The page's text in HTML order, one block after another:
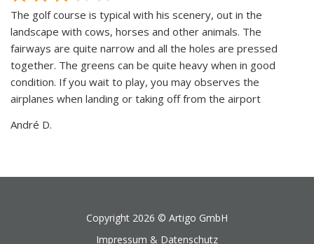
The golf course is typical with his scenery, out in the
landscape with cows, horses and other animals. The
fairways are quite narrow and all the holes are pressed
together. The greens can be quite heavy when in good
condition. If you wait to play, you may observes the
airplanes when landing or taking off from the airport
André D.
Copyright 2026 © Artigo GmbH
Impressum & Datenschutz